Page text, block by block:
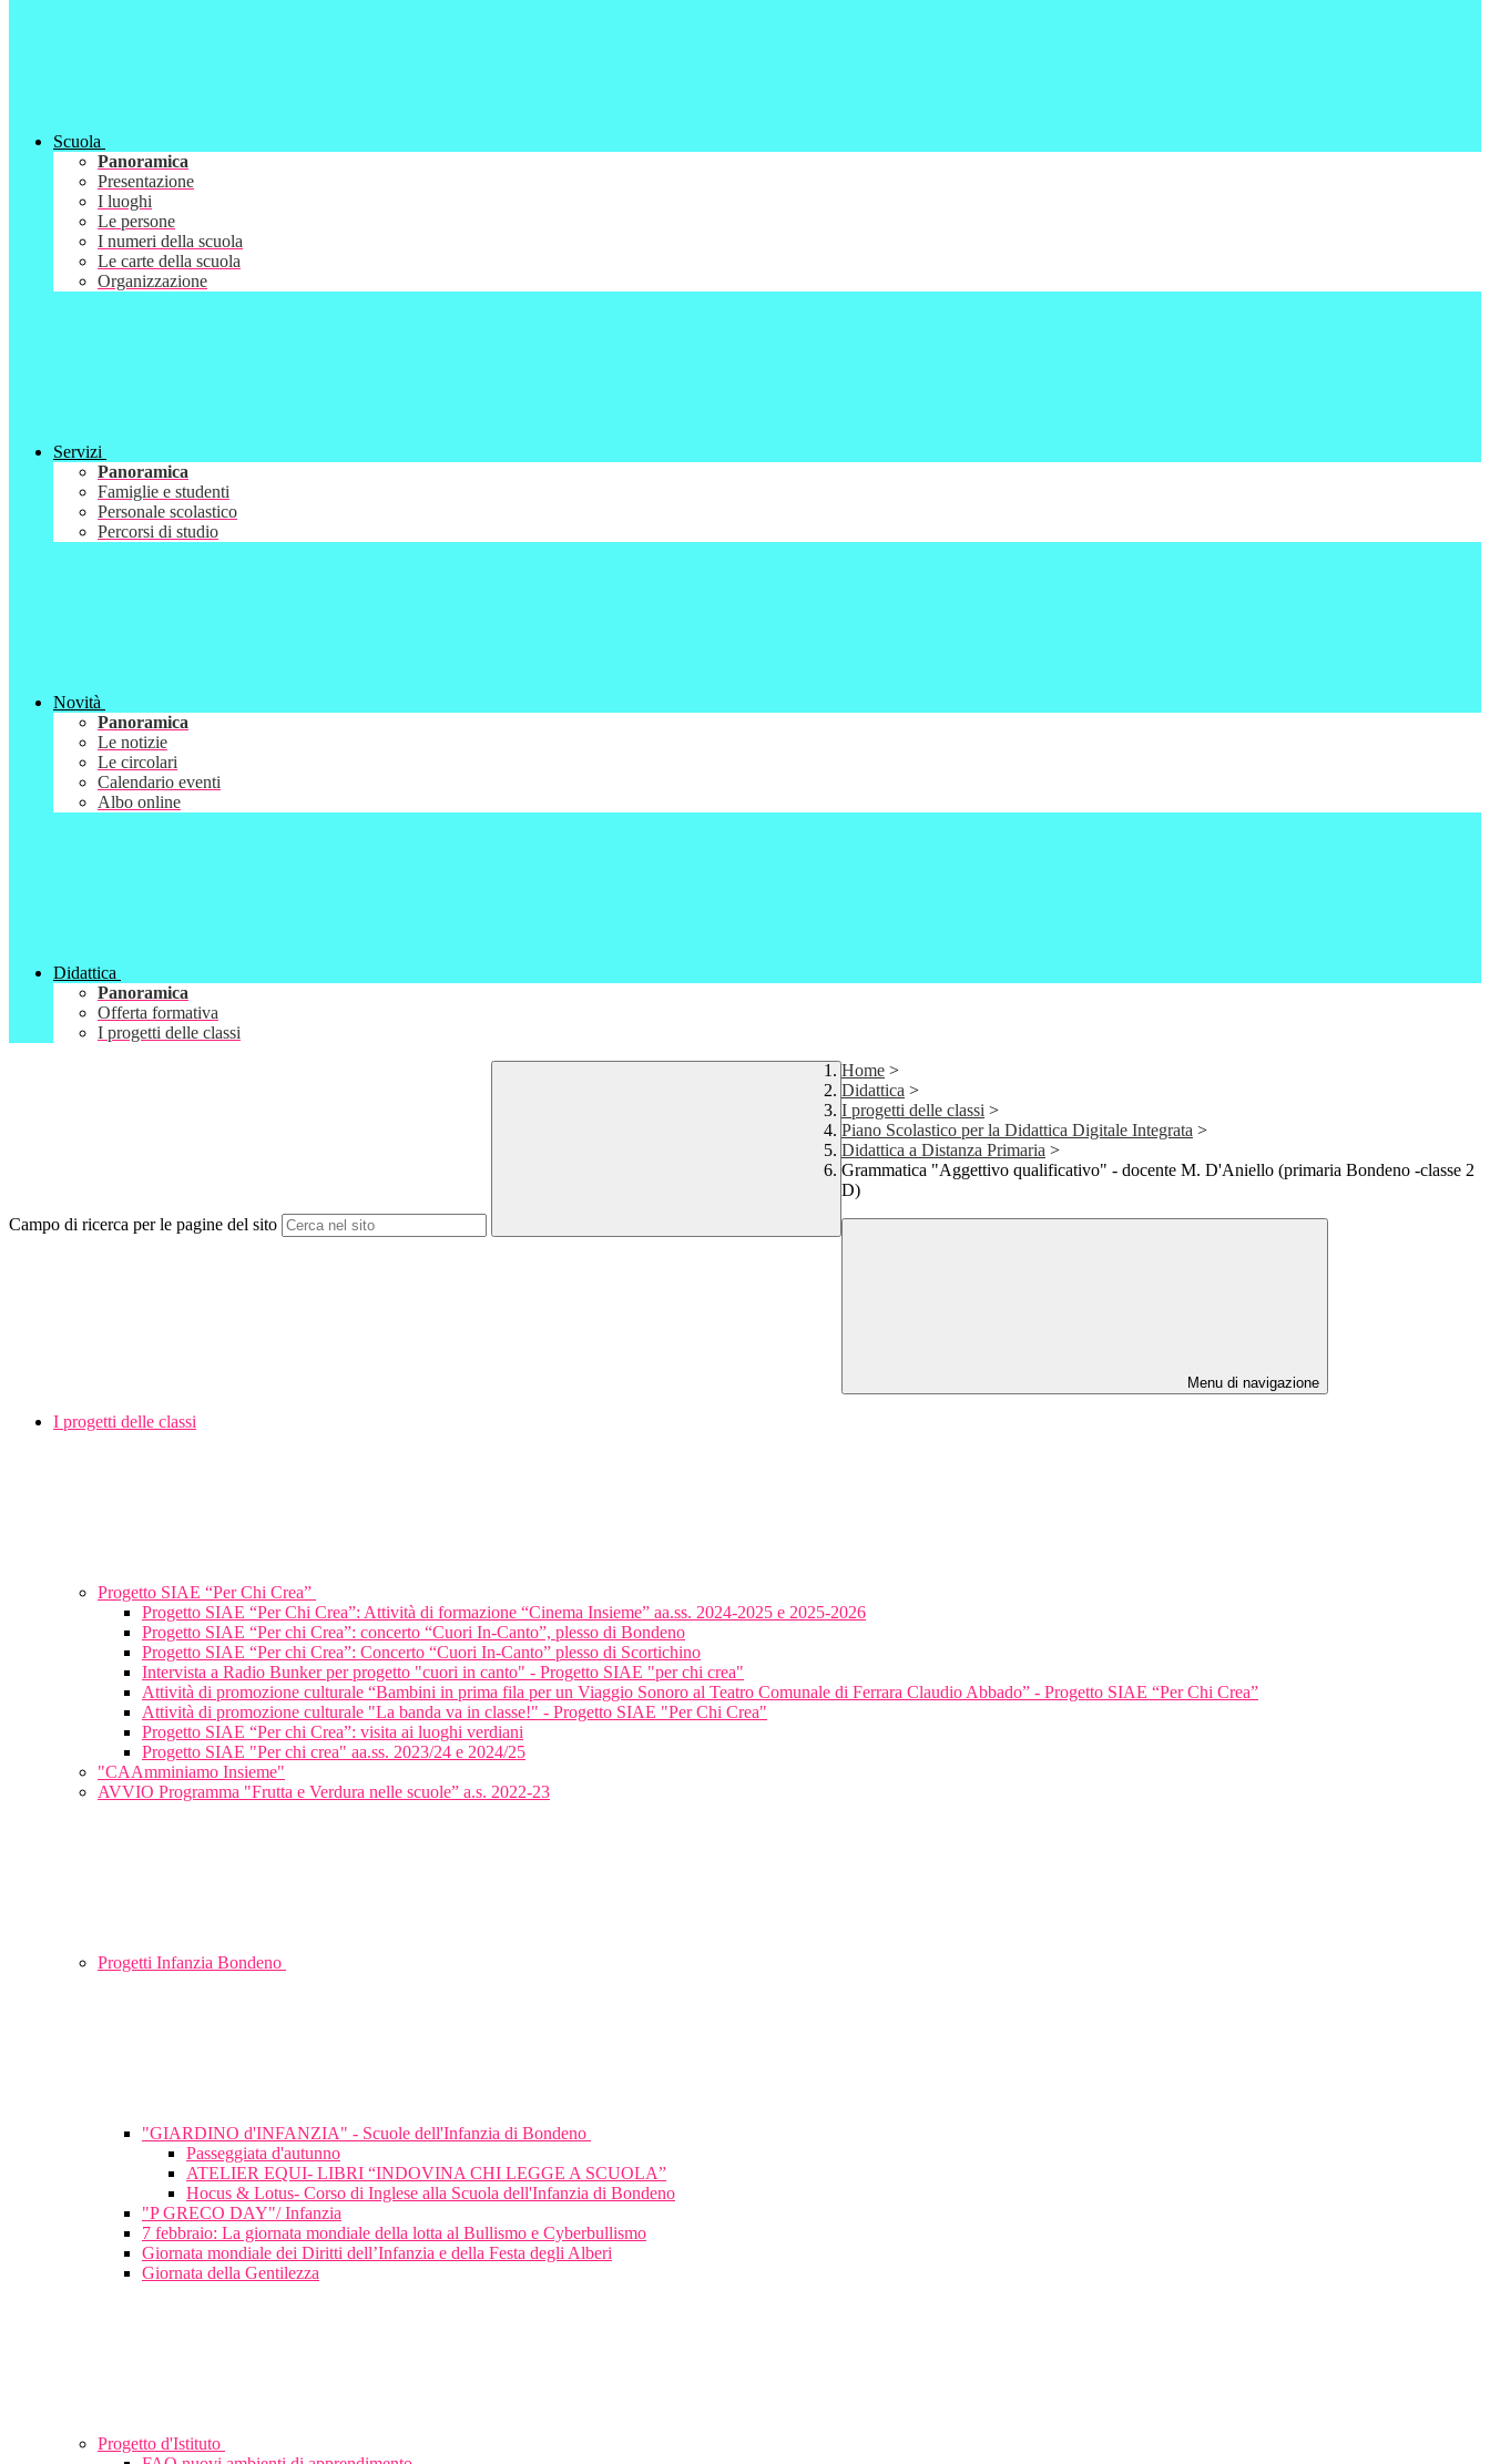
Scuola
Panoramica
Presentazione
I luoghi
Le persone
I numeri della scuola
Le carte della scuola
Organizzazione
Servizi
Panoramica
Famiglie e studenti
Personale scolastico
Percorsi di studio
Novità
Panoramica
Le notizie
Le circolari
Calendario eventi
Albo online
Didattica
Panoramica
Offerta formativa
I progetti delle classi
Campo di ricerca per le pagine del sito
Home >
Didattica >
I progetti delle classi >
Piano Scolastico per la Didattica Digitale Integrata >
Didattica a Distanza Primaria >
Grammatica "Aggettivo qualificativo" - docente M. D'Aniello (primaria Bondeno -classe 2
D)
Menu di navigazione
I progetti delle classi
Progetto SIAE “Per Chi Crea”
Progetto SIAE “Per Chi Crea”: Attività di formazione “Cinema Insieme” aa.ss. 2024-2025 e 2025-2026
Progetto SIAE “Per chi Crea”: concerto “Cuori In-Canto”, plesso di Bondeno
Progetto SIAE “Per chi Crea”: Concerto “Cuori In-Canto” plesso di Scortichino
Intervista a Radio Bunker per progetto "cuori in canto" - Progetto SIAE "per chi crea"
Attività di promozione culturale “Bambini in prima fila per un Viaggio Sonoro al Teatro Comunale di Ferrara Claudio Abbado” - Progetto SIAE “Per Chi Crea”
Attività di promozione culturale "La banda va in classe!" - Progetto SIAE "Per Chi Crea"
Progetto SIAE “Per chi Crea”: visita ai luoghi verdiani
Progetto SIAE "Per chi crea" aa.ss. 2023/24 e 2024/25
"CAAmminiamo Insieme"
AVVIO Programma "Frutta e Verdura nelle scuole” a.s. 2022-23
Progetti Infanzia Bondeno
"GIARDINO d'INFANZIA" - Scuole dell'Infanzia di Bondeno
Passeggiata d'autunno
ATELIER EQUI- LIBRI “INDOVINA CHI LEGGE A SCUOLA”
Hocus & Lotus- Corso di Inglese alla Scuola dell'Infanzia di Bondeno
"P GRECO DAY"/ Infanzia
7 febbraio: La giornata mondiale della lotta al Bullismo e Cyberbullismo
Giornata mondiale dei Diritti dell’Infanzia e della Festa degli Alberi
Giornata della Gentilezza
Progetto d'Istituto